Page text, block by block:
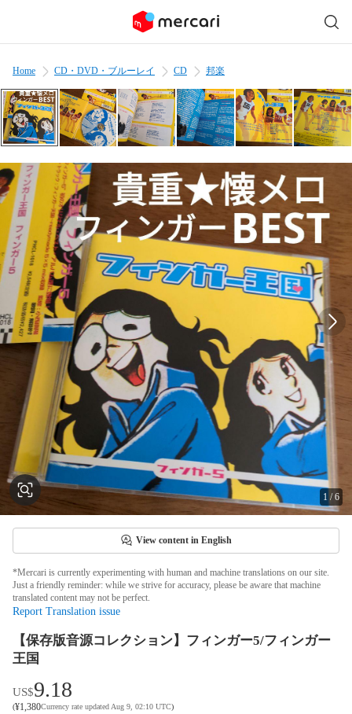
Home CD・DVD・ブルーレイ CD 邦楽
1 /6
View content in English
*Mercari is currently experimenting with human and machine translations on our site.
Just a friendly reminder: while we strive for accuracy, please be aware that machine
translated content may not be perfect.
Report Translation issue
【保存版音源コレクション】フィンガー5/フィンガー
王国
US$9.18
(¥1,380Currency rate updated Aug 9, 02:10 UTC)